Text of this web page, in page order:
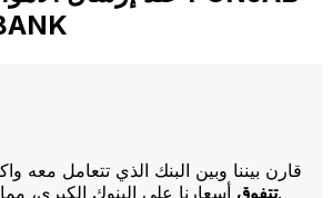
قارن بيننا وبين البنك الذي تتعامل معه
تتفوقأسعارنا على البنوك الكبرى، مما يزيد من قيمة تحويلك.